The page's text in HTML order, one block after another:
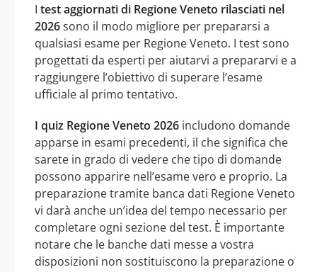
I test aggiornati di Regione Veneto rilasciati nel
2026sono il modo migliore per prepararsi a
qualsiasi esame per Regione Veneto. I test sono
progettati da esperti per aiutarvi a prepararvi e a
raggiungere l’obiettivo di superare l’esame
ufficiale al primo tentativo.
I quiz Regione Veneto 2026 includono domande
apparse in esami precedenti, il che significa che
sarete in grado di vedere che tipo di domande
possono apparire nell’esame vero e proprio. La
preparazione tramite banca dati Regione Veneto
vi darà anche un’idea del tempo necessario per
completare ogni sezione del test. È importante
notare che le banche dati messe a vostra
disposizioni non sostituiscono la preparazione o